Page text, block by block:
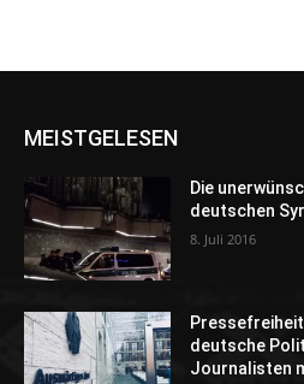
MEISTGELESEN
Die
deutschen
8. Juli 2016
deutsche
Journalisten